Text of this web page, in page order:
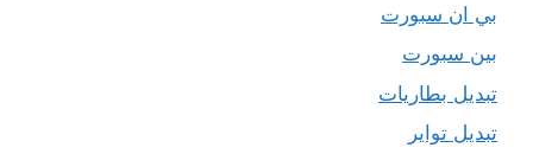
بي ان سبورت
بين سبورت
تبديل بطاريات
تبديل تواير